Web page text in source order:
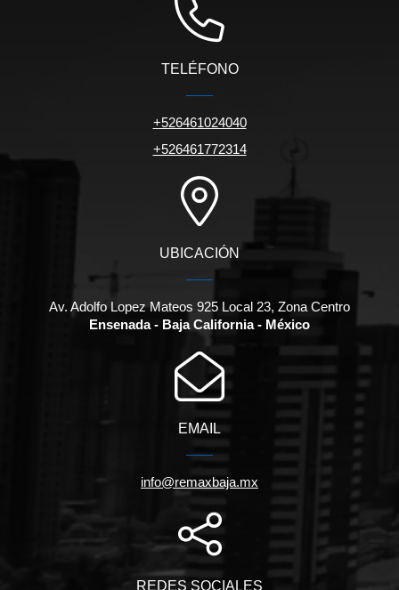
TELÉFONO
+526461024040
+526461772314
UBICACIÓN
Av. Adolfo Lopez Mateos 925 Local 23, Zona Centro
Ensenada - Baja California - México
EMAIL
info@remaxbaja.mx
REDES SOCIALES